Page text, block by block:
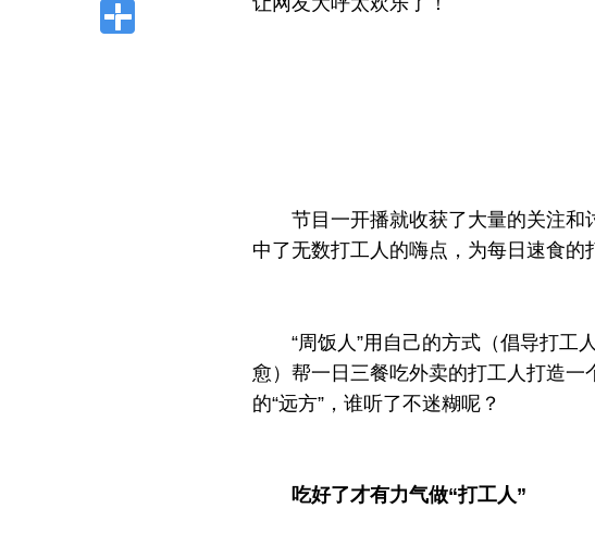
节目一开播就收获了大量的关注
中了无数打工人的嗨点，为每日速食的
“周饭人”用自己的方式（倡导打工
愈）帮一日三餐吃外卖的打工人打造
的“远方”，谁听了不迷糊呢？
吃好了才有力气做“打工人”